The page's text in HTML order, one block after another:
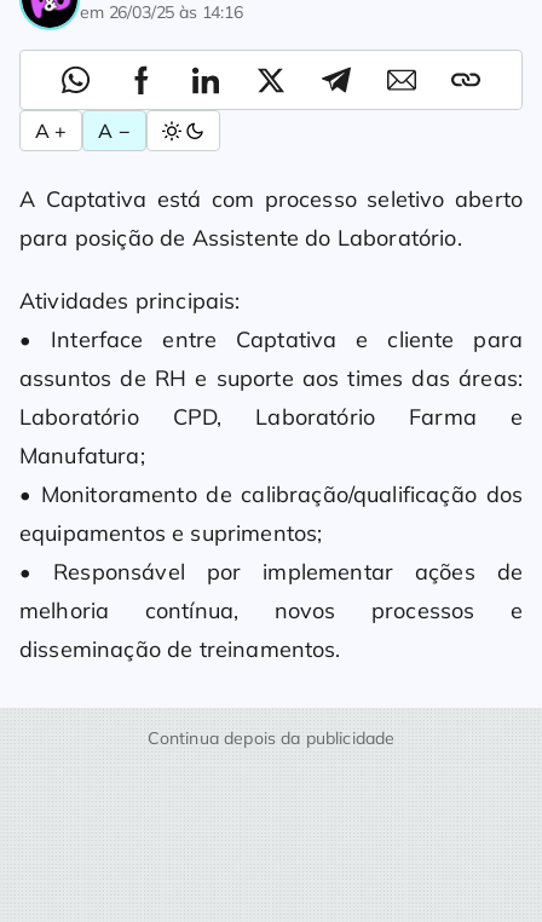
em 26/03/25 às 14:16
A + A −
A Captativa está com processo seletivo aberto
para posição de Assistente do Laboratório.
Atividades principais:
• Interface entre Captativa e cliente para
assuntos de RH e suporte aos times das áreas:
Laboratório CPD, Laboratório Farma e
Manufatura;
• Monitoramento de calibração/qualificação dos
equipamentos e suprimentos;
• Responsável por implementar ações de
melhoria contínua, novos processos e
disseminação de treinamentos.
Continua depois da publicidade